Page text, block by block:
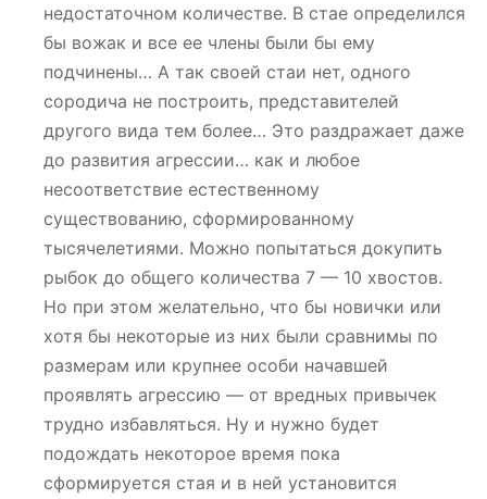
недостаточном количестве. В стае определился
бы вожак и все ее члены были бы ему
подчинены… А так своей стаи нет, одного
сородича не построить, представителей
другого вида тем более… Это раздражает даже
до развития агрессии… как и любое
несоответствие естественному
существованию, сформированному
тысячелетиями. Можно попытаться докупить
рыбок до общего количества 7 — 10 хвостов.
Но при этом желательно, что бы новички или
хотя бы некоторые из них были сравнимы по
размерам или крупнее особи начавшей
проявлять агрессию — от вредных привычек
трудно избавляться. Ну и нужно будет
подождать некоторое время пока
сформируется стая и в ней установится